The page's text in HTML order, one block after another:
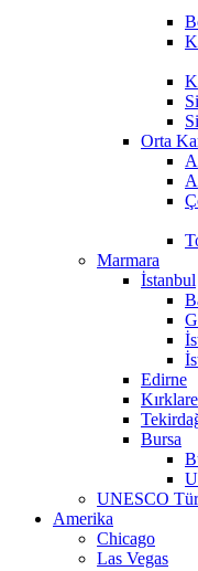
Orta
Marmara
İstanbul
Edirne
Bursa
UNESCO
Amerika
Chicago
Las Vegas